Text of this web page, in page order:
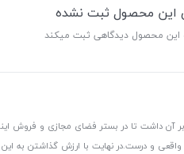
این محصول ثبت نشده
این محصول دیدگاهی ثبت میکند
آن داشت تا در بستر فضای مجازی و فروش
واقعی و درست.در نهایت با ارزش گذاشتن به